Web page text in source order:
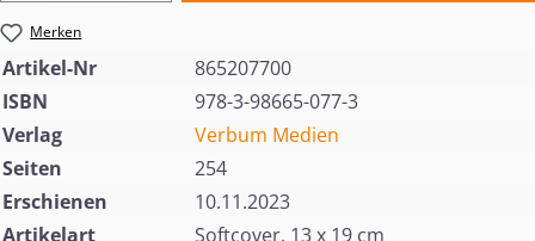
Merken
Artikel-Nr
865207700
ISBN
978-3-98665-077-3
Verlag
Verbum Medien
Seiten
254
Erschienen
10.11.2023
Artikelart
Softcover, 13 x 19 cm